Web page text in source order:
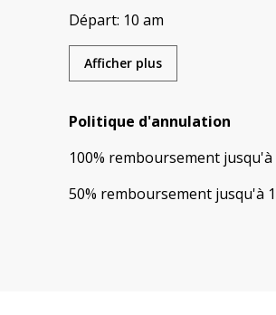
Départ: 10 am
Afficher plus
Politique d'annulation
100% remboursement jusqu'à
50% remboursement jusqu'à